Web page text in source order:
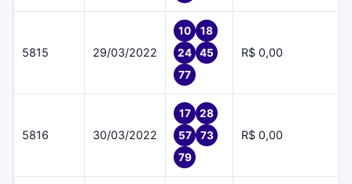
5815 29/03/2022
10
18
24
45
77
R$ 0,00
5816 30/03/2022
17
28
57
73
79
R$ 0,00